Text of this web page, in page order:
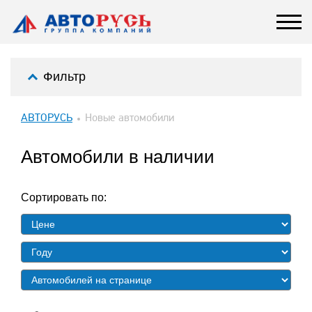
Фильтр
АВТОРУСЬ Новые автомобили
Автомобили в наличии
Сортировать по: